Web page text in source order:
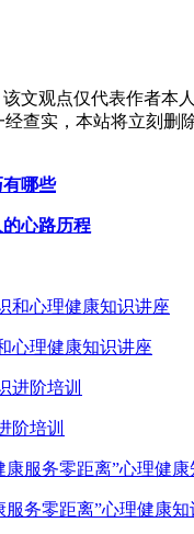
文观点仅代表作者本
经查实，本站将立刻
哪些
心路历程
心理健康知识讲座
阶培训
务零距离”心理健康知